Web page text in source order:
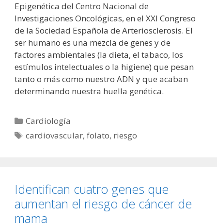
Epigenética del Centro Nacional de
Investigaciones Oncológicas, en el XXI Congreso
de la Sociedad Española de Arteriosclerosis. El
ser humano es una mezcla de genes y de
factores ambientales (la dieta, el tabaco, los
estímulos intelectuales o la higiene) que pesan
tanto o más como nuestro ADN y que acaban
determinando nuestra huella genética.
Categorías
Cardiología
Etiquetas
cardiovascular,folato, riesgo
Identifican cuatro genes que
aumentan el riesgo de cáncer de
mama